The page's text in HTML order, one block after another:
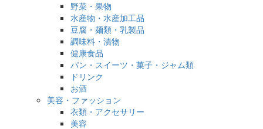
野菜・果物
水産物・水産加工品
豆腐・麺類・乳製品
調味料・漬物
健康食品
パン・スイーツ・菓子・ジャム類
ドリンク
お酒
美容・ファッション
衣類・アクセサリー
美容